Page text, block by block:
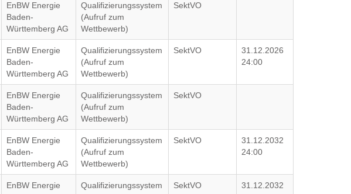
EnBW Energie
Baden-
Württemberg AG
Qualifizierungssystem
(Aufruf zum
Wettbewerb)
SektVO
EnBW Energie
Baden-
Württemberg AG
Qualifizierungssystem
(Aufruf zum
Wettbewerb)
SektVO
31.12.2026
24:00
EnBW Energie
Baden-
Württemberg AG
Qualifizierungssystem
(Aufruf zum
Wettbewerb)
SektVO
EnBW Energie
Baden-
Württemberg AG
Qualifizierungssystem
(Aufruf zum
Wettbewerb)
SektVO
31.12.2032
24:00
EnBW Energie
Qualifizierungssystem
SektVO
31.12.2032